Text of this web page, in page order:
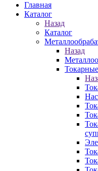
Главная
Каталог
Назад
Каталог
Назад